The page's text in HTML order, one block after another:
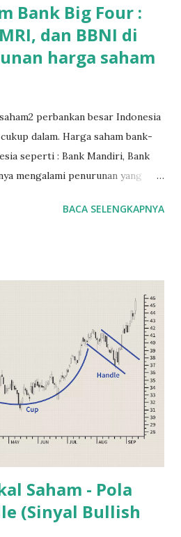
Bank Big Four :
dan BBNI di
harga saham
perbankan besar Indonesia
dalam. Harga saham bank-
seperti : Bank Mandiri, Bank
mengalami penurunan yang
dari segi kapitalisasi,
langsung disetorkan ke kas
BUMN wajib disetorkan ke
(BPI) yaitu Danantara . Tugas
kembali dividen
profit bagi negara. Hal ini
yang baik. Namun investor banyak
BACA SELENGKAPNYA
Saham - Pola
(Sinyal Bullish